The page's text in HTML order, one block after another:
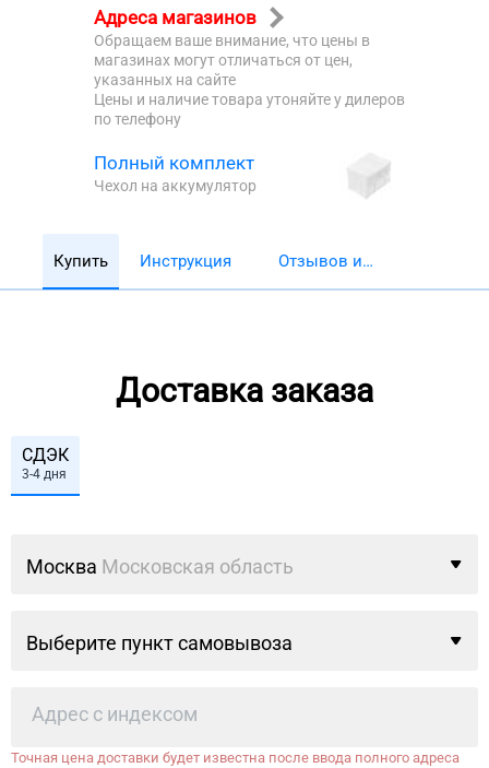
Адреса магазинов
Обращаем ваше внимание, что цены в
магазинах могут отличаться от цен,
указанных на сайте
Цены и наличие товара утоняйте у дилеров
по телефону
Полный комплект
Чехол на аккумулятор
Купить Инструкция
Отзывов и
Доставка заказа
СДЭК
3-4 дня
Москва Московская область
Выберите пункт самовывоза
Точная цена доставки будет известна после ввода полного адреса